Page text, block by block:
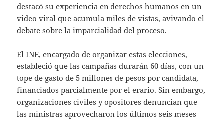
destacó su experiencia en derechos humanos en un
video viral que acumula miles de vistas, avivando el
debate sobre la imparcialidad del proceso.
El INE, encargado de organizar estas elecciones,
estableció que las campañas durarán 60 días, con un
tope de gasto de 5 millones de pesos por candidata,
financiados parcialmente por el erario. Sin embargo,
organizaciones civiles y opositores denuncian que
las ministras aprovecharon los últimos seis meses